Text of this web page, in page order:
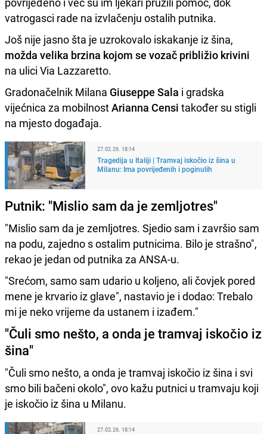
vatrogasci rade na izvlačenju ostalih putnika.
Još nije jasno šta je uzrokovalo iskakanje iz šina,
možda velika brzina kojom se vozač približio krivini
na ulici Via Lazzaretto.
Gradonačelnik Milana Giuseppe Sala i gradska
vijećnica za mobilnostArianna Censi također su stigli
na mjesto događaja.
27.02.26. 18:14
Tragedija u Italiji | Tramvaj iskočio iz šina u
Milanu: Ima povrijeđenih i poginulih
Putnik: "Mislio sam da je zemljotres"
"Mislio sam da je zemljotres. Sjedio sam i završio sam
na podu, zajedno s ostalim putnicima. Bilo je strašno",
rekao je jedan od putnika za ANSA-u.
"Srećom, samo sam udario u koljeno, ali čovjek pored
mene je krvario iz glave", nastavio je i dodao: Trebalo
mi je neko vrijeme da ustanem i izađem."
"Čuli smo nešto, a onda je tramvaj iskočio iz
šina"
"Čuli smo nešto, a onda je tramvaj iskočio iz šina i svi
smo bili bačeni okolo", ovo kažu putnici u tramvaju koji
je iskočio iz šina u Milanu.
27.02.26. 18:14